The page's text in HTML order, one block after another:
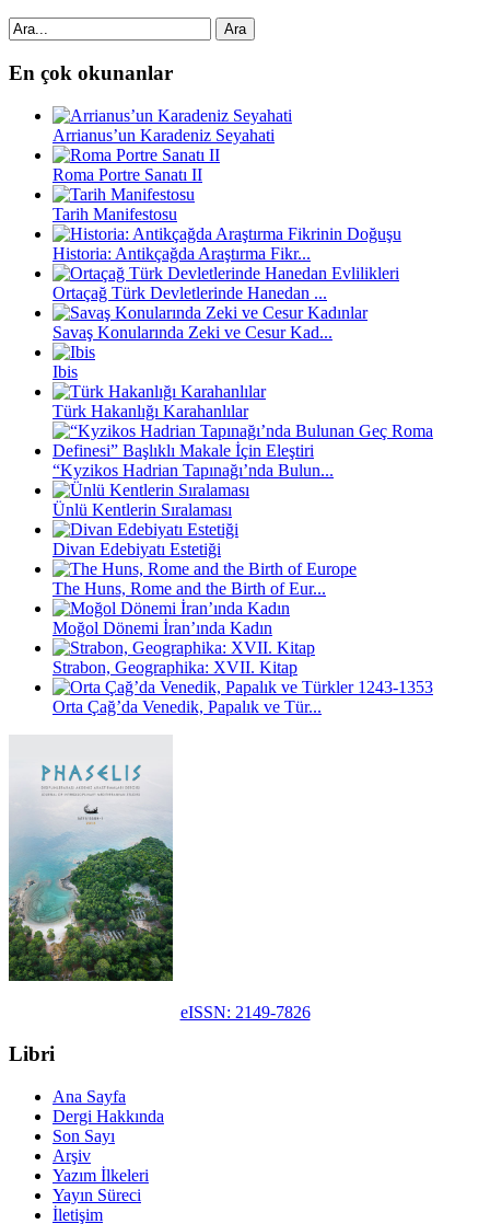
Ara
En çok okunanlar
Arrianus’un Karadeniz Seyahati
Roma Portre Sanatı II
Tarih Manifestosu
Historia: Antikçağda Araştırma Fikr...
Ortaçağ Türk Devletlerinde Hanedan ...
Savaş Konularında Zeki ve Cesur Kad...
Ibis
Türk Hakanlığı Karahanlılar
“Kyzikos Hadrian Tapınağı’nda Bulun...
Ünlü Kentlerin Sıralaması
Divan Edebiyatı Estetiği
The Huns, Rome and the Birth of Eur...
Moğol Dönemi İran’ında Kadın
Strabon, Geographika: XVII. Kitap
Orta Çağ’da Venedik, Papalık ve Tür...
eISSN: 2149-7826
Libri
Ana Sayfa
Dergi Hakkında
Son Sayı
Arşiv
Yazım İlkeleri
Yayın Süreci
İletişim